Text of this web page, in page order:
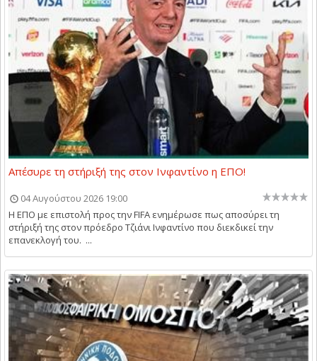
Απέσυρε τη στήριξή της στον Ινφαντίνο η ΕΠΟ!
04 Αυγούστου 2026 19:00
Η ΕΠΟ με επιστολή προς την FIFA ενημέρωσε πως αποσύρει τη
στήριξή της στον πρόεδρο Τζιάνι Ινφαντίνο που διεκδικεί την
επανεκλογή του. ...